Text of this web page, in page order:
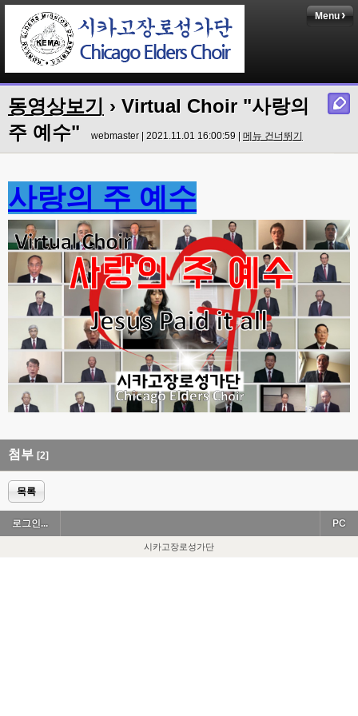
Menu
동영상보기
› Virtual Choir "사랑의
주 예수"
webmaster | 2021.11.01 16:00:59 | 메뉴 건너뛰기
사랑의 주 예수
첨부 [2]
목록
로그인... PC
시카고장로성가단